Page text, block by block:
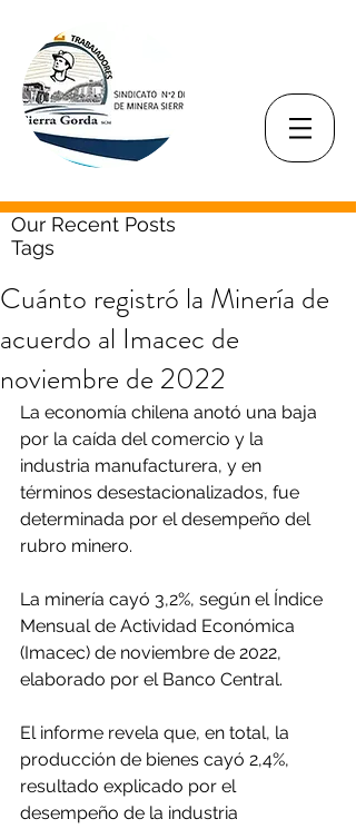
Our Recent Posts
Tags
Cuánto registró la Minería de
acuerdo al Imacec de
noviembre de 2022
La economía chilena anotó una baja
por la caída del comercio y la
industria manufacturera, y en
términos desestacionalizados, fue
determinada por el desempeño del
rubro minero.
La minería cayó 3,2%, según el Índice
Mensual de Actividad Económica
(Imacec) de noviembre de 2022,
elaborado por el Banco Central.
El informe revela que, en total, la
producción de bienes cayó 2,4%,
resultado explicado por el
desempeño de la industria